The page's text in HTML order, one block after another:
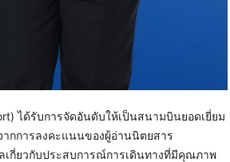
ได้รับการจัดอันดับให้เป็นสนามบินยอดเยี่ยม
ากการลงคะแนนของผู้อ่านนิตยสาร
เกี่ยวกับประสบการณ์การเดินทางที่มีคุณภาพ